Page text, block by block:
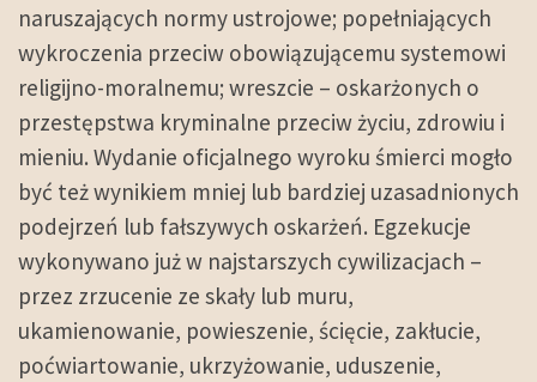
naruszających normy ustrojowe; popełniających
wykroczenia przeciw obowiązującemu systemowi
religijno-moralnemu; wreszcie – oskarżonych o
przestępstwa kryminalne przeciw życiu, zdrowiu i
mieniu. Wydanie oficjalnego wyroku śmierci mogło
być też wynikiem mniej lub bardziej uzasadnionych
podejrzeń lub fałszywych oskarżeń. Egzekucje
wykonywano już w najstarszych cywilizacjach –
przez zrzucenie ze skały lub muru,
ukamienowanie, powieszenie, ścięcie, zakłucie,
poćwiartowanie, ukrzyżowanie, uduszenie,